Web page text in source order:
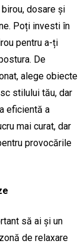
dosare și
Poți investi în
pentru a-ți
De
alege obiecte
stilului tău, dar
eficientă a
mai curat, dar
provocările
să ai și un
de relaxare